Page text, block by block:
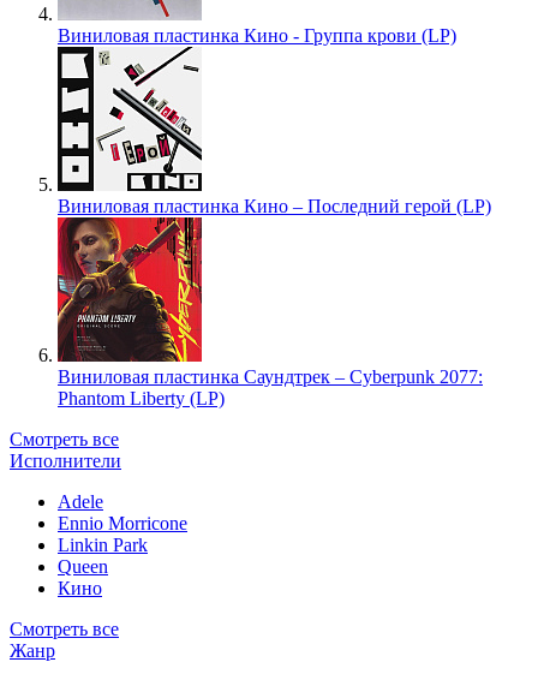
Виниловая пластинка Кино - Группа крови (LP)
Виниловая пластинка Кино – Последний герой (LP)
Виниловая пластинка Саундтрек – Cyberpunk 2077:
Phantom Liberty (LP)
Смотреть все
Исполнители
Adele
Ennio Morricone
Linkin Park
Queen
Кино
Смотреть все
Жанр